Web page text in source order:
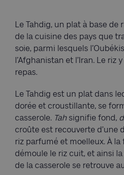
Le Tahdig, un plat à base
de la cuisine des pays que
soie, parmi lesquels
l’Afghanistan et l’Iran. Le riz
repas.
Le Tahdig est un plat dans
dorée et croustillante, se
casserole. Tah signifie fond,
croûte est recouverte d’une
riz parfumé et moelleux. À la
démoule le riz cuit, et ainsi
de la casserole se retrouve